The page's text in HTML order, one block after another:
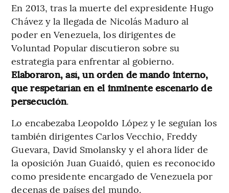
En 2013, tras la muerte del expresidente Hugo
Chávez y la llegada de Nicolás Maduro al
poder en Venezuela, los dirigentes de
Voluntad Popular discutieron sobre su
estrategia para enfrentar al gobierno.
Elaboraron, así, un orden de mando interno,
que respetarían en el inminente escenario de
persecución.
Lo encabezaba Leopoldo López y le seguían los
también dirigentes Carlos Vecchio, Freddy
Guevara, David Smolansky y el ahora líder de
la oposición Juan Guaidó, quien es reconocido
como presidente encargado de Venezuela por
decenas de países del mundo.